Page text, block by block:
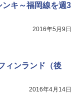
キ～福岡線を週3
2016年5月9日
ィンランド（後
2016年4月14日